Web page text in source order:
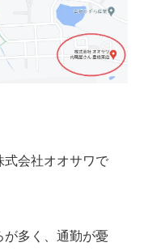
会社オオサワで
多く、通勤が憂